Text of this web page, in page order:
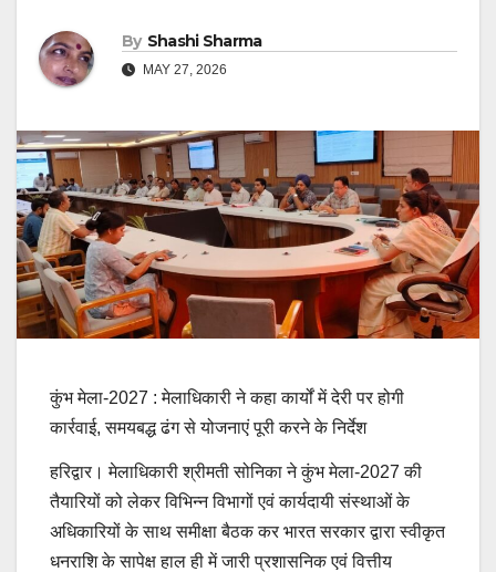
By Shashi Sharma
MAY 27, 2026
कुंभ मेला-2027 : मेलाधिकारी ने कहा कार्यों में देरी पर होगी
कार्रवाई, समयबद्ध ढंग से योजनाएं पूरी करने के निर्देश
हरिद्वार। मेलाधिकारी श्रीमती सोनिका ने कुंभ मेला-2027 की
तैयारियों को लेकर विभिन्न विभागों एवं कार्यदायी संस्थाओं के
अधिकारियों के साथ समीक्षा बैठक कर भारत सरकार द्वारा स्वीकृत
धनराशि के सापेक्ष हाल ही में जारी प्रशासनिक एवं वित्तीय